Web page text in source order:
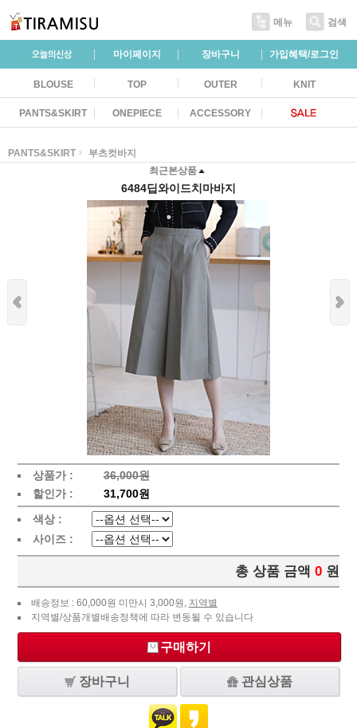
메뉴 검색
마이페이지 장바구니 가입혜택/로그인
BLOUSE TOP OUTER KNIT
PANTS&SKIRT ONEPIECE ACCESSORY
PANTS&SKIRT
부츠컷바지
최근본상품
6484딥와이드치마바지
상품가 :
36,000원
할인가 :
31,700원
색상 :
사이즈 :
총 상품 금액 0 원
배송정보 : 60,000원 미만시 3,000원, 지역별
지역별/상품개별배송정책에 따라 변동될 수 있습니다
구매하기
장바구니 관심상품